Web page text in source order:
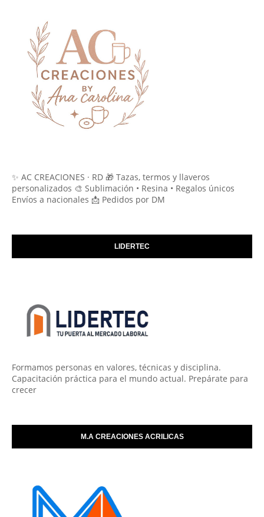
✨ AC CREACIONES · RD 🎁 Tazas, termos y llaveros
personalizados 🎨 Sublimación • Resina • Regalos únicos
Envíos a nacionales 📩 Pedidos por DM
LIDERTEC
Formamos personas en valores, técnicas y disciplina.
Capacitación práctica para el mundo actual. Prepárate para
crecer
M.A CREACIONES ACRILICAS